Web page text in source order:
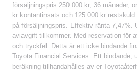
försäljningspris 250 000 kr, 36 månader,
kr kontantinsats och 125 000 kr
på försäljningspris. Effektiv ränta 7,47%.
aviavgift tillkommer. Med reservation för
och tryckfel. Detta är ett icke bindande
Toyota Financial Services. Ett bindande,
beräkning tillhandahålles av er